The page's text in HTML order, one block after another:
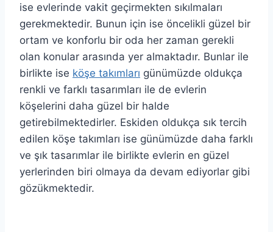
ise evlerinde vakit geçirmekten sıkılmaları
gerekmektedir. Bunun için ise öncelikli güzel bir
ortam ve konforlu bir oda her zaman gerekli
olan konular arasında yer almaktadır. Bunlar ile
birlikte ise köşe takımları günümüzde oldukça
renkli ve farklı tasarımları ile de evlerin
köşelerini daha güzel bir halde
getirebilmektedirler. Eskiden oldukça sık tercih
edilen köşe takımları ise günümüzde daha farklı
ve şık tasarımlar ile birlikte evlerin en güzel
yerlerinden biri olmaya da devam ediyorlar gibi
gözükmektedir.